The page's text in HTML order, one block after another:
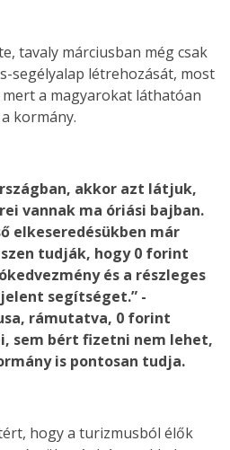
tavaly márciusban még csak
segélyalap létrehozását, most
a magyarokat láthatóan
kormány.
akkor azt látjuk,
vannak ma óriási bajban.
elkeseredésükben már
tudják, hogy 0 forint
és a részleges
segítséget.” -
rámutatva, 0 forint
sem bért fizetni nem lehet,
is pontosan tudja.
hogy a turizmusból élők